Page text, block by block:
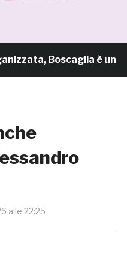
Boscaglia è un
alle 22:25